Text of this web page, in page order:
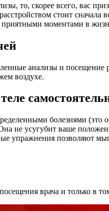
то, скорее всего, вас
стоит
приятными моментами в
анализы и
воздухе.
болезнями (это
не усугубит ваше
упражнения позволяют
врача и только в